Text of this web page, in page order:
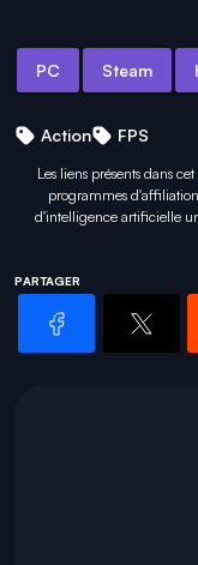
PC Steam
Action FPS
Les liens présents dans
programmes
d'intelligence artificielle
PARTAGER